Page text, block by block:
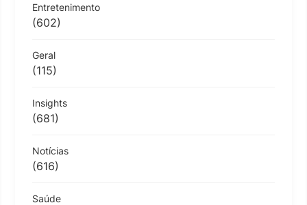
Entretenimento
(602)
Geral
(115)
Insights
(681)
Notícias
(616)
Saúde